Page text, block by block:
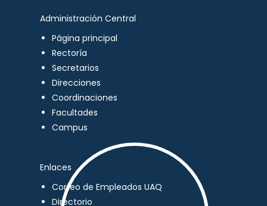
Administración Central
Página principal
Rectoría
Secretarios
Direcciones
Coordinaciones
Facultades
Campus
Enlaces
Correo de Empleados UAQ
Directorio